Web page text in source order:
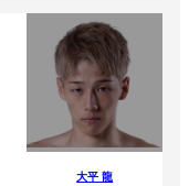
大平 龍